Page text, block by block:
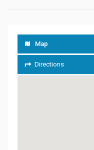
Map
Directions